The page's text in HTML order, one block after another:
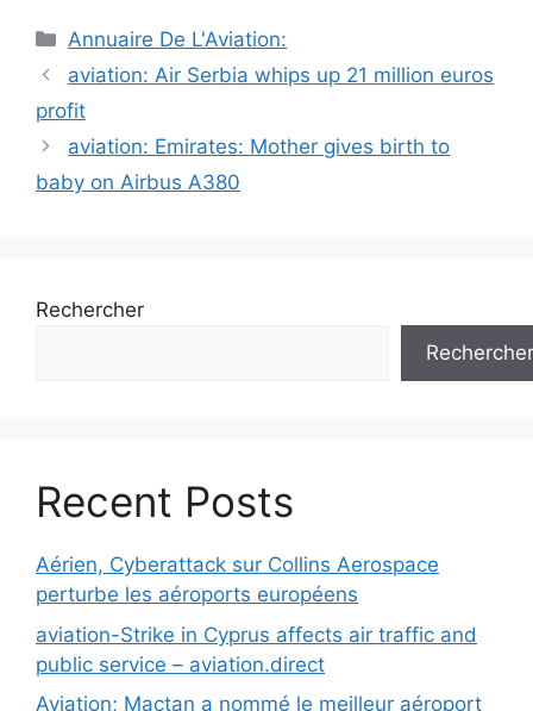
Catégories
Annuaire De L'Aviation:
Navigation
des
articles
aviation: Air Serbia whips up 21 million euros
profit
aviation: Emirates: Mother gives birth to
baby on Airbus A380
Rechercher
Rechercher
Recent Posts
Aérien, Cyberattack sur Collins Aerospace
perturbe les aéroports européens
aviation-Strike in Cyprus affects air traffic and
public service – aviation.direct
Aviation; Mactan a nommé le meilleur aéroport